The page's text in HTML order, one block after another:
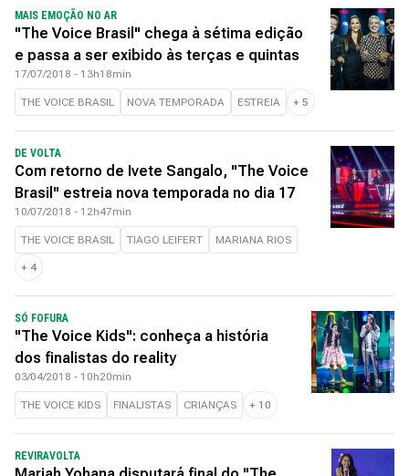
MAIS EMOÇÃO NO AR
"The Voice Brasil" chega à sétima edição
e passa a ser exibido às terças e quintas
17/07/2018 - 13h18min
THE VOICE BRASIL NOVA TEMPORADA ESTREIA + 5
DE VOLTA
Com retorno de Ivete Sangalo, "The Voice
Brasil" estreia nova temporada no dia 17
10/07/2018 - 12h47min
THE VOICE BRASIL TIAGO LEIFERT MARIANA RIOS
+ 4
SÓ FOFURA
"The Voice Kids": conheça a história
dos finalistas do reality
03/04/2018 - 10h20min
THE VOICE KIDS FINALISTAS CRIANÇAS + 10
REVIRAVOLTA